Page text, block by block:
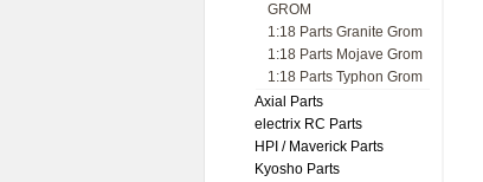
GROM
1:18 Parts Granite Grom
1:18 Parts Mojave Grom
1:18 Parts Typhon Grom
Axial Parts
electrix RC Parts
HPI / Maverick Parts
Kyosho Parts